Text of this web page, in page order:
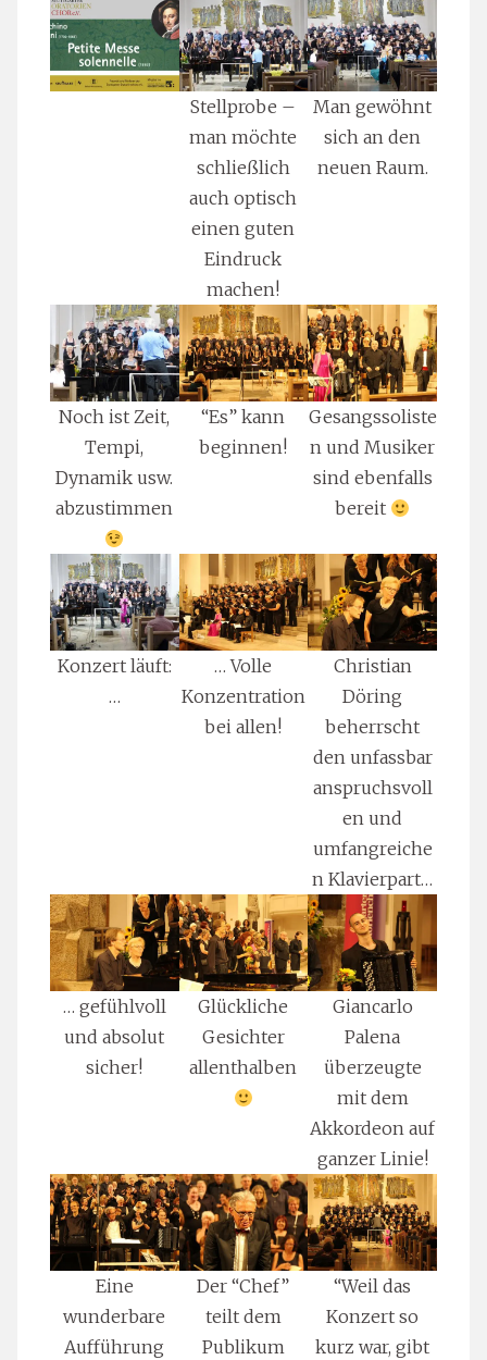
Stellprobe –
man möchte
schließlich
auch optisch
einen guten
Eindruck
machen!
Man gewöhnt
sich an den
neuen Raum.
Noch ist Zeit,
Tempi,
Dynamik usw.
abzustimmen
“Es” kann
beginnen!
Gesangssoliste
n und Musiker
sind ebenfalls
bereit
Konzert läuft:
…
… Volle
Konzentration
bei allen!
Christian
Döring
beherrscht
den unfassbar
anspruchsvoll
en und
umfangreiche
n Klavierpart…
… gefühlvoll
und absolut
sicher!
Glückliche
Gesichter
allenthalben
Giancarlo
Palena
überzeugte
mit dem
Akkordeon auf
ganzer Linie!
Eine
wunderbare
Aufführung
Der “Chef”
teilt dem
Publikum
“Weil das
Konzert so
kurz war, gibt